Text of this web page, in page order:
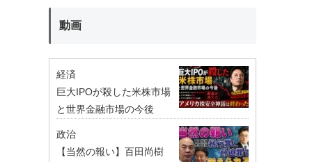
動画
経済
巨大IPOが殺した米株市場
と世界金融市場の今後
政治
【当然の報い】百田尚樹